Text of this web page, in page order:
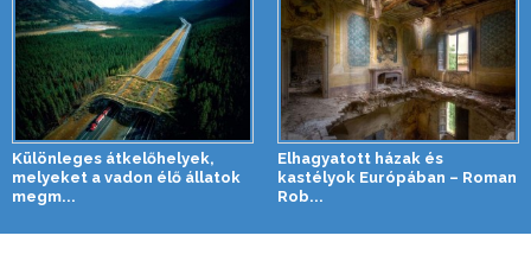
Különleges átkelőhelyek,
melyeket a vadon élő állatok
megm...
Elhagyatott házak és
kastélyok Európában – Roman
Rob...